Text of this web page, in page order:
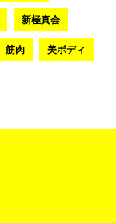
新極真会
筋肉 美ボディ